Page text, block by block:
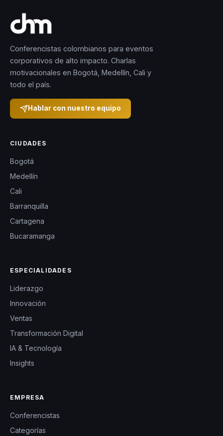
Conferencistas colombianos para eventos
corporativos de alto impacto. Charlas
motivacionales en Bogotá, Medellín, Cali y
todo el país.
Hablar con nuestro equipo
CIUDADES
Bogotá
Medellín
Cali
Barranquilla
Cartagena
Bucaramanga
ESPECIALIDADES
Liderazgo
Innovación
Ventas
Transformación Digital
IA & Tecnología
Insights
EMPRESA
Conferencistas
Categorías